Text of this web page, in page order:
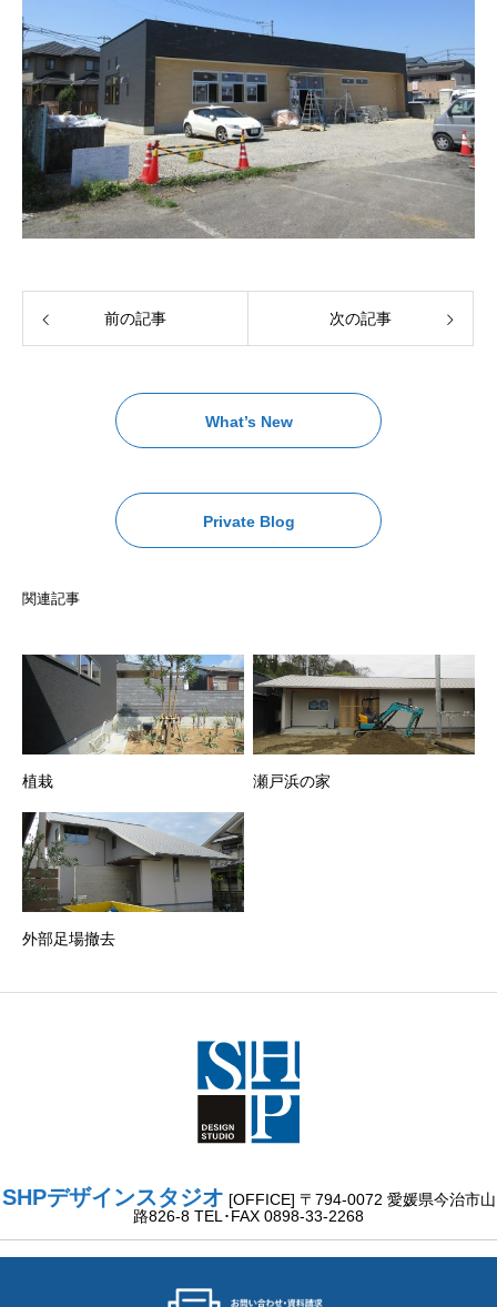
前の記事 次の記事
What’s New
Private Blog
関連記事
植栽 瀬戸浜の家
外部足場撤去
SHPデザインスタジオ [OFFICE] 〒794-0072 愛媛県今治市山
路826-8 TEL･FAX 0898-33-2268